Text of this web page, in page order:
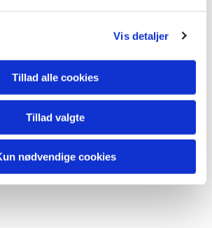
Vis detaljer
Tillad alle cookies
Tillad valgte
nødvendige cookies
også kunne